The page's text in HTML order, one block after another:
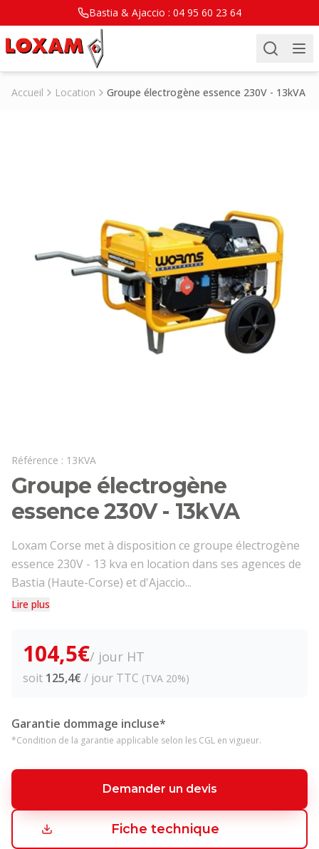
Bastia & Ajaccio : 04 95 60 23 64
Accueil Location Groupe électrogène essence 230V - 13kVA
Référence : 13KVA
Groupe électrogène
essence 230V - 13kVA
Loxam Corse met à disposition ce groupe électrogène
essence 230V - 13 kva en location dans ses agences de
Bastia (Haute-Corse) et d'Ajaccio...
Lire plus
104,5€/ jour HT
soit 125,4€ / jour TTC (TVA 20%)
Garantie dommage incluse*
*Condition de la garantie applicable selon les CGL en vigueur.
Demander un devis
Fiche technique